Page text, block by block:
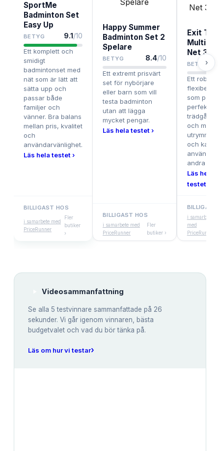
SportMe
Badminton Set
Easy Up
BETYG 9.1/10
Ett komplett och
smidigt
badmintonset med
nät som är lätt att
sätta upp och
passar både
familjer och
vänner. Bra balans
mellan pris, kvalitet
och
användarvänlighet.
Läs hela testet ›
BILLIGAST HOS
i samarbete med
PriceRunner
Fler
butiker
›
Happy Summer
Badminton Set 2
Spelare
BETYG 8.4/10
Ett extremt prisvärt
set för nybörjare
eller barn som vill
testa badminton
utan att lägga
mycket pengar.
Läs hela testet ›
BILLIGAST HOS
i samarbete med
PriceRunner
Fler
butiker ›
Exit
Multi
Net
BETYG
Ett robust
flexibelt
som
perfekt för
trädgårdar
och
utrymmen,
och kan
användas
andra
Läs hela
testet ›
BILLIGAST
i samarbete
med
PriceRunner
›
Videosammanfattning
Se alla 5 testvinnare sammanfattade på 26
sekunder. Vi går igenom vinnaren, bästa
budgetvalet och vad du bör tänka på.
Läs om hur vi testar›